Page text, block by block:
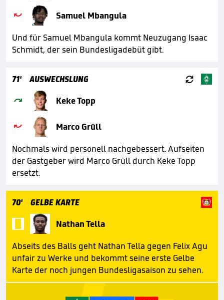

Samuel Mbangula
Und für Samuel Mbangula kommt Neuzugang Isaac
Schmidt, der sein Bundesligadebüt gibt.
71' AUSWECHSLUNG 
 Keke Topp

Marco Grüll
Nochmals wird personell nachgebessert. Aufseiten
der Gastgeber wird Marco Grüll durch Keke Topp
ersetzt.
70' GELBE KARTE
Nathan Tella
Abseits des Balls geht Nathan Tella gegen Felix Agu
unfair zu Werke und bekommt seine erste Gelbe
Karte der noch jungen Bundesligasaison zu sehen.